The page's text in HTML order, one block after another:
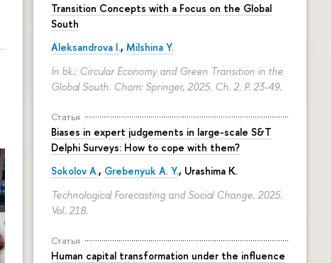
Transition Concepts with a Focus on the Global
South
Aleksandrova I., Milshina Y.
In bk.: Circular Economy and Green Transition in the
Global South. Cham: Springer, 2025. Ch. 2. P. 23-49.
Статья
Biases in expert judgements in large-scale S&T
Delphi Surveys: How to cope with them?
Sokolov A., Grebenyuk A. Y., Urashima K.
Technological Forecasting and Social Change. 2025.
Vol. 218.
Статья
Human capital transformation under the influence